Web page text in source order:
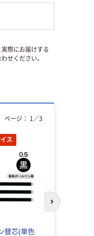
実際にお届けする
せください。
ス
替芯(単色
ページ： 1 ／3
次のスライド